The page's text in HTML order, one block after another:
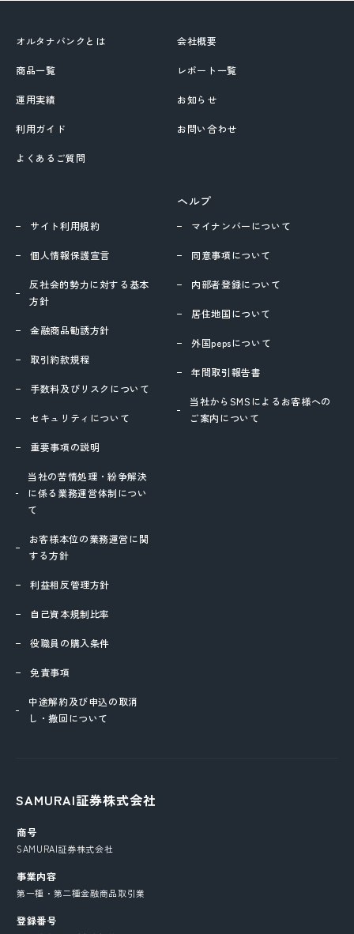
オルタナバンクとは
商品一覧
運用実績
利用ガイド
よくあるご質問
会社概要
レポート一覧
お知らせ
お問い合わせ
ヘルプ
マイナンバーについて
同意事項について
内部者登録について
居住地国について
外国pepsについて
年間取引報告書
当社からSMSによるお客様への
ご案内について
サイト利用規約
個人情報保護宣言
反社会的勢力に対する基本
方針
金融商品勧誘方針
取引約款規程
手数料及びリスクについて
セキュリティについて
重要事項の説明
当社の苦情処理・紛争解決
に係る業務運営体制につい
て
お客様本位の業務運営に関
する方針
利益相反管理方針
自己資本規制比率
役職員の購入条件
免責事項
中途解約及び申込の取消
し・撤回について
SAMURAI証券株式会社
商号
SAMURAI証券株式会社
事業内容
第一種・第二種金融商品取引業
登録番号